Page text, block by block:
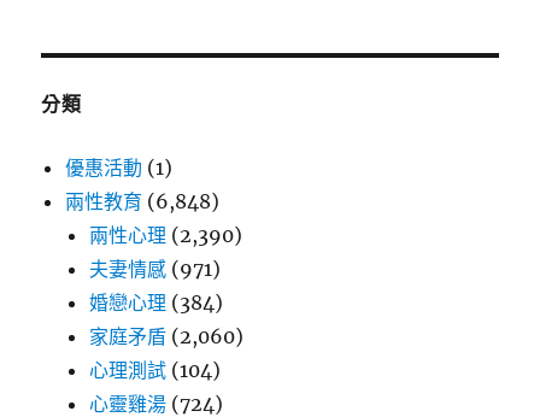
分類
優惠活動 (1)
兩性教育 (6,848)
兩性心理 (2,390)
夫妻情感 (971)
婚戀心理 (384)
家庭矛盾 (2,060)
心理測試 (104)
心靈雞湯 (724)